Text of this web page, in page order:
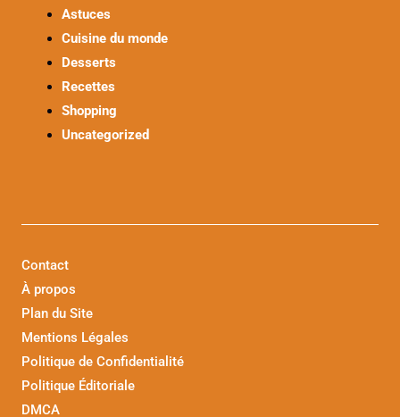
Astuces
Cuisine du monde
Desserts
Recettes
Shopping
Uncategorized
Contact
À propos
Plan du Site
Mentions Légales
Politique de Confidentialité
Politique Éditoriale
DMCA